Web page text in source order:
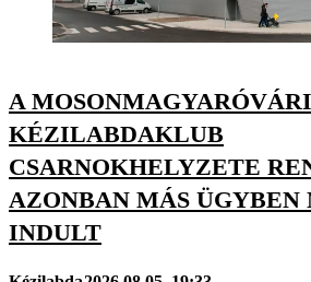
A MOSONMAGYARÓVÁRI
KÉZILABDAKLUB
CSARNOKHELYZETE
AZONBAN MÁS ÜGYBEN
INDULT